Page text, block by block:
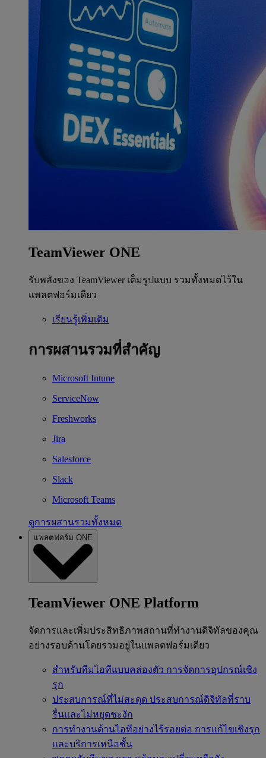
TeamViewer ONE
รับพลังของ TeamViewer เต็มรูปแบบ รวมทั้งหมดไว้ใน
แพลตฟอร์มเดียว
เรียนรู้เพิ่มเติม
การผสานรวมที่สำคัญ
Microsoft Intune
ServiceNow
Freshworks
Jira
Salesforce
Slack
Microsoft Teams
ดูการผสานรวมทั้งหมด
แพลตฟอร์ม ONE
TeamViewer ONE Platform
จัดการและเพิ่มประสิทธิภาพสถานที่ทำงานดิจิทัลของคุณ
อย่างรอบด้านโดยรวมอยู่ในแพลตฟอร์มเดียว
สำหรับทีมไอทีแบบคล่องตัว การจัดการอุปกรณ์เชิง
รุก
ประสบการณ์ที่ไม่สะดุด ประสบการณ์ดิจิทัลที่ราบ
รื่นและไม่หยุดชะงัก
การทำงานด้านไอทีอย่างไร้รอยต่อ การแก้ไขเชิงรุก
และบริการเหนือชั้น